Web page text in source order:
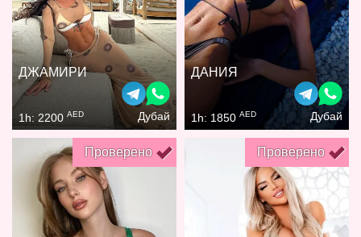
ДЖАМИРИ
1h: 2200 AED Дубай
ДАНИЯ
1h: 1850 AED Дубай
Проверено Проверено